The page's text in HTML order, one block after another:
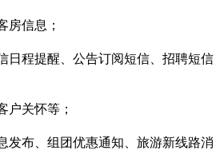
房信息；
日程提醒、公告订阅短信、招聘短信
户关怀等；
发布、组团优惠通知、旅游新线路消